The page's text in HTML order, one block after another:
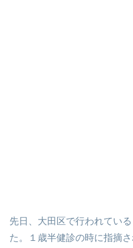
先日、大田区で行われてい
た。１歳半健診の時に指摘